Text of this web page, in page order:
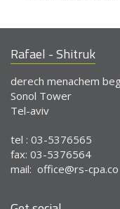
Rafael - Shitruk
derech menachem
Sonol Tower
Tel-aviv
tel : 03-5376565
fax: 03-5376564
mail: office@rs-cpa.co